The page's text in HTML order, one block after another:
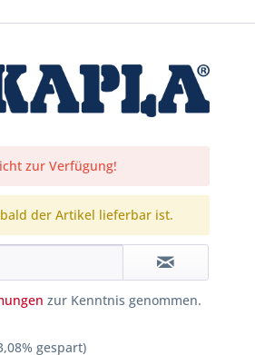
zur Verfügung!
der Artikel lieferbar ist.
zur Kenntnis genommen.
gespart)